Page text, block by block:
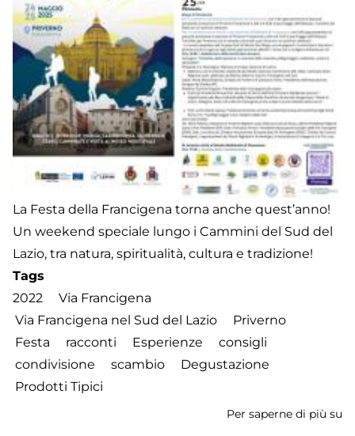
La Festa della Francigena torna anche quest’anno!
Un weekend speciale lungo i Cammini del Sud del
Lazio, tra natura, spiritualità, cultura e tradizione!
Tags
2022
Via Francigena
Via Francigena nel Sud del Lazio
Priverno
Festa
racconti Esperienze
consigli
condivisione
scambio
Degustazione
Prodotti Tipici
Per saperne di più su